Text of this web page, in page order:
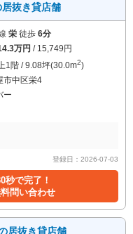
抜き貸店舗
栄 徒歩 6分
万円 / 15,749円
1階 / 9.08坪(30.0m2)
市中区栄4
ー
登録日：2026-07-03
秒で完了！
問い合わせ
居抜き貸店舗